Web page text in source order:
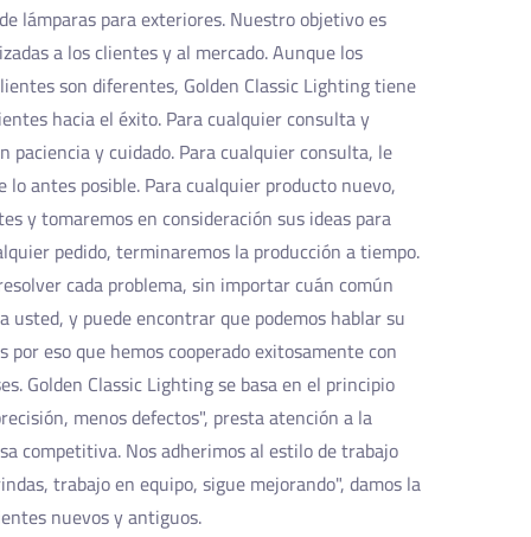
lámparas para exteriores. Nuestro objetivo es
a los clientes y al mercado. Aunque los
son diferentes, Golden Classic Lighting tiene
hacia el éxito. Para cualquier consulta y
paciencia y cuidado. Para cualquier consulta, le
antes posible. Para cualquier producto nuevo,
y tomaremos en consideración sus ideas para
pedido, terminaremos la producción a tiempo.
cada problema, sin importar cuán común
usted, y puede encontrar que podemos hablar su
por eso que hemos cooperado exitosamente con
Golden Classic Lighting se basa en el principio
menos defectos", presta atención a la
competitiva. Nos adherimos al estilo de trabajo
trabajo en equipo, sigue mejorando", damos la
nuevos y antiguos.